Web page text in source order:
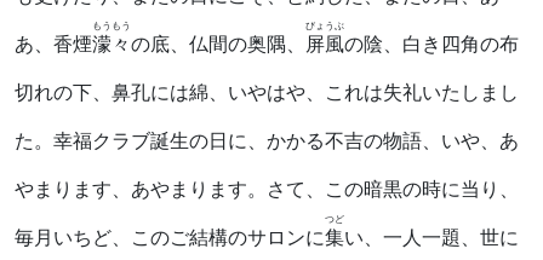
あ、香煙濛々
もうもう
の底、仏間の奥隅、 屏風
びょうぶ
の陰、白き四角の布
切れの下、鼻孔には綿、いやはや、これは失礼いたしまし
た。幸福クラブ誕生の日に、かかる不吉の物語、いや、あ
やまります、あやまります。さて、この暗黒の時に当り、
毎月いちど、このご結構のサロンに集
つど
い、一人一題、世に